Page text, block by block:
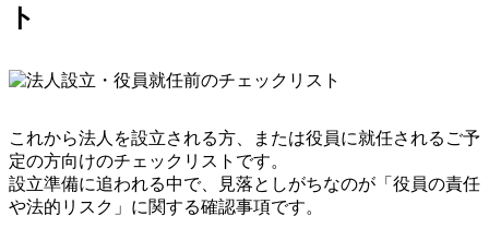
ト
これから法人を設立される方、または役員に就任されるご予
定の方向けのチェックリストです。
設立準備に追われる中で、見落としがちなのが「役員の責任
や法的リスク」に関する確認事項です。